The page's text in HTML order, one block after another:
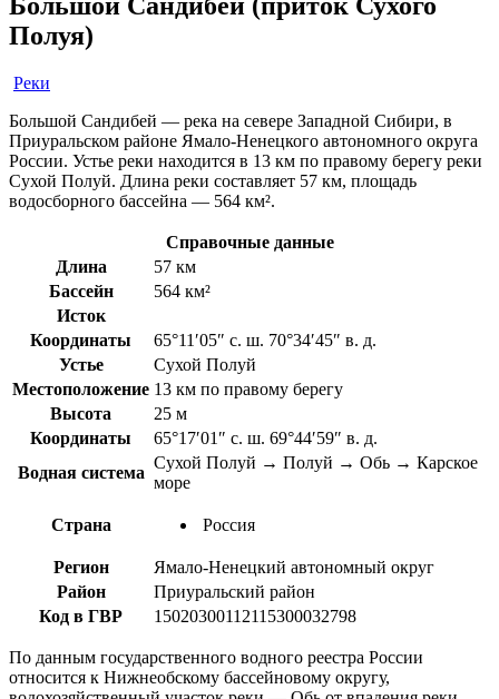
Полуя)
Реки
Большой Сандибей — река на севере Западной Сибири, в
Приуральском районе Ямало-Ненецкого автономного округа
России. Устье реки находится в 13 км по правому берегу реки
Сухой Полуй. Длина реки составляет 57 км, площадь
водосборного бассейна — 564 км².
Справочные данные
Длина
57 км
Бассейн
564 км²
Исток
Координаты
65°11′05″ с. ш. 70°34′45″ в. д.
Устье
Сухой Полуй
Местоположение 13 км по правому берегу
Высота
25 м
Координаты
65°17′01″ с. ш. 69°44′59″ в. д.
Водная система
Сухой Полуй → Полуй → Обь → Карское
море
Страна Россия
Регион
Ямало-Ненецкий автономный округ
Район
Приуральский район
Код в ГВР
15020300112115300032798
По данным государственного водного реестра России
относится к Нижнеобскому бассейновому округу,